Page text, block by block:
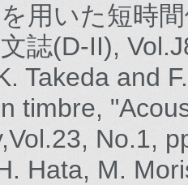
用いた短時
誌(D-II),
Takeda and
timbre,
No.1,
Hata, M.